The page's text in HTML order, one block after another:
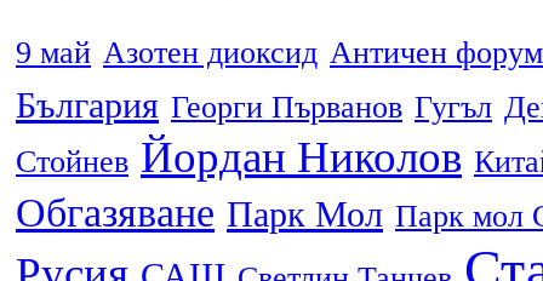
9 май Азотен диоксид Античен форум
България Георги Първанов Гугъл
Стойнев Йордан Николов
Обгазяване Парк Мол Парк мол